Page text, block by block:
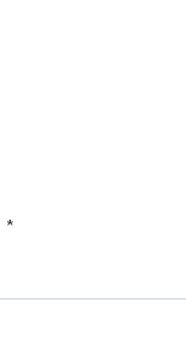
*